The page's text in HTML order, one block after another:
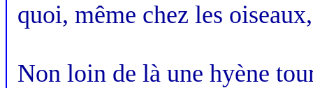
quoi, même chez les
Non loin de là une hyène